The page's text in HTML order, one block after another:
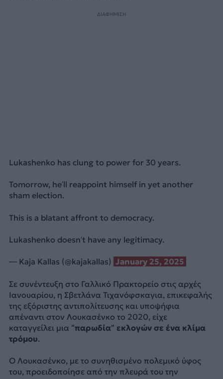
ΔΙΑΦΗΜΙΣΗ
Lukashenko has clung to power for 30 years.
Tomorrow, he’ll reappoint himself in yet another
sham election.
This is a blatant affront to democracy.
Lukashenko doesn’t have any legitimacy.
— Kaja Kallas (@kajakallas) January 25, 2025
Σε συνέντευξη στο Γαλλικό Πρακτορείο στις αρχές
Ιανουαρίου, η Σβετλάνα Τιχανόφσκαγια, επικεφαλής
της εξόριστης αντιπολίτευσης και υποψήφια
απέναντι στον Λουκασένκο το 2020, είχε
καταγγείλει μια “παρωδία” εκλογών σε ένα κλίμα
τρόμου.
Ο Λουκασένκο, με το συνηθισμένο πολεμικό ύφος
του, προειδοποίησε από την πλευρά του την